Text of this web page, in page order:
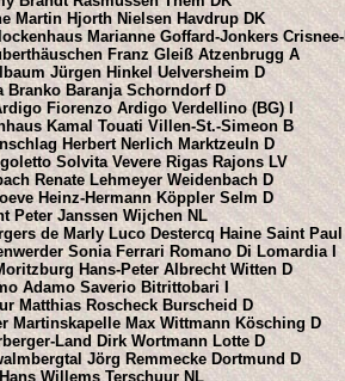
Martin Hjorth Nielsen Havdrup DK
Marianne Goffard-Jonkers
Franz Gleiß Atzenbrugg A
Jürgen Hinkel Uelversheim D
Baranja Schorndorf D
Fiorenzo Ardigo Verdellino (BG) I
Kamal Touati Villen-St.-Simeon B
Herbert Nerlich Marktzeuln D
Solvita Vevere Rigas Rajons LV
Renate Lehmeyer Weidenbach D
Heinz-Hermann Köppler Selm D
Peter Janssen Wijchen NL
de Marly Luco Destercq Haine Saint
Sonia Ferrari Romano Di Lomardia I
Hans-Peter Albrecht Witten D
Adamo Saverio Bitrittobari I
Matthias Roscheck Burscheid D
Martinskapelle Max Wittmann Kösching D
Land Dirk Wortmann Lotte D
Jörg Remmecke Dortmund D
Willems Terschuur NL